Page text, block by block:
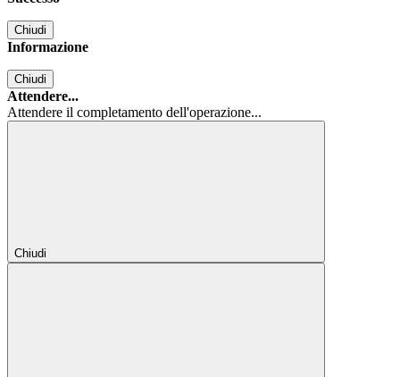
Chiudi
Informazione
Chiudi
Attendere...
Attendere il completamento dell'operazione...
Chiudi